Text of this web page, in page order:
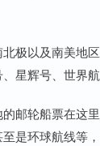
极以及南美地
星辉号、世界航
邮轮船票在这
是环球航线等